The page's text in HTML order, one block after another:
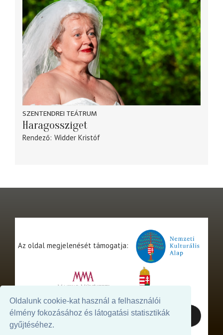
Oldalunk cookie-kat használ a felhasználói
élmény fokozásához és látogatási statisztikák
gyűjtéséhez.
SZENTENDREI TEÁTRUM
Haragossziget
Rendező Widder Kristóf
Az oldal megjelenését támogatja: